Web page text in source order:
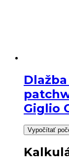
Giglio
Vypočítať